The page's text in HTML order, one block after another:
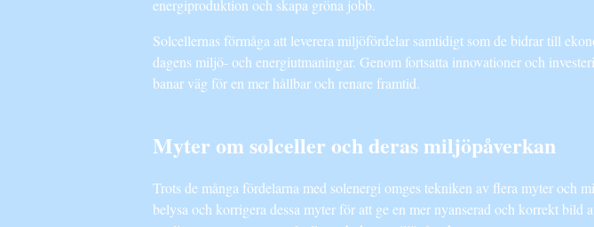
energiproduktion och skapa gröna jobb.
Solcellernas förmåga att leverera miljöfördelar samtidigt som de bidrar till
dagens miljö- och energiutmaningar. Genom fortsatta innovationer och
banar väg för en mer hållbar och renare framtid.
Myter om solceller och deras miljöpåverkan
Trots de många fördelarna med solenergi omges tekniken av flera myter och
belysa och korrigera dessa myter för att ge en mer nyanserad och korrekt